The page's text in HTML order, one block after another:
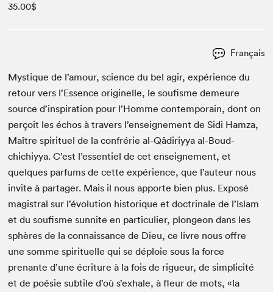
35.00$
Français
Mys­tique de l’amour, sci­ence du bel agir, expéri­ence du
retour vers l’Essence orig­inelle, le soufisme demeure
source d’in­spi­ra­tion pour l’Homme con­tem­po­rain, dont on
perçoit les échos à tra­vers l’en­seigne­ment de Sidi Hamza,
Maître spir­ituel de la con­frérie al-Qâdiriyya al-Boud­
chichiyya. C’est l’essen­tiel de cet enseigne­ment, et
quelques par­fums de cette expéri­ence, que l’au­teur nous
invite à partager. Mais il nous apporte bien plus. Exposé
magis­tral sur l’évo­lu­tion his­torique et doc­tri­nale de l’Is­lam
et du soufisme sun­nite en par­ti­c­uli­er, plon­geon dans les
sphères de la con­nais­sance de Dieu, ce livre nous offre
une somme spir­ituelle qui se déploie sous la force
prenante d’une écri­t­ure à la fois de rigueur, de sim­plic­ité
et de poésie sub­tile d’où s’ex­hale, à fleur de mots, «la